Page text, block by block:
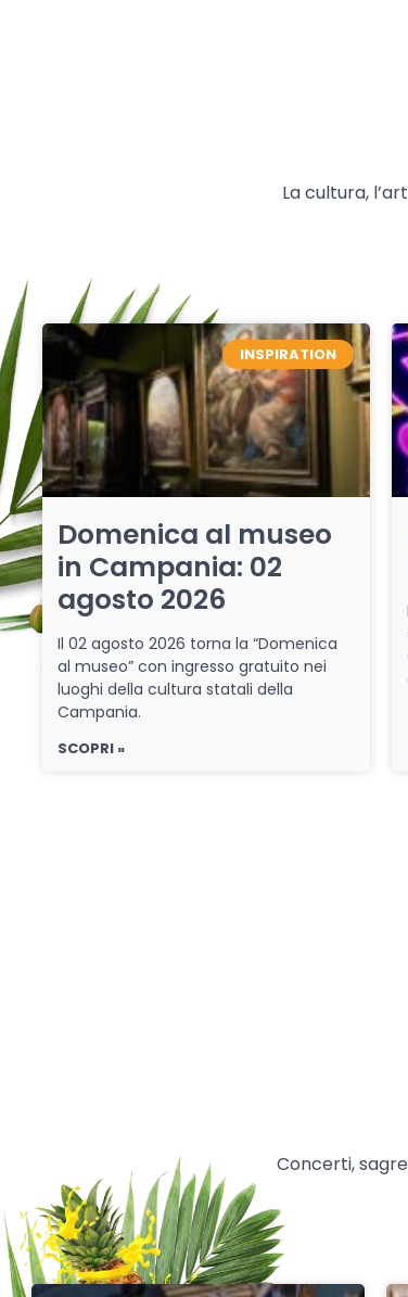
La cultura,
INSPIRATION
Domenica al museo
in Campania: 02
agosto 2026
Il 02 agosto 2026 torna la “Domenica
al museo” con ingresso gratuito nei
luoghi della cultura statali della
Campania.
SCOPRI »
Concerti,